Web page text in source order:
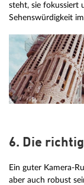
steht, sie fokussiert
Sehenswürdigkeit
6. Die
Ein guter Kamera-
aber auch robust